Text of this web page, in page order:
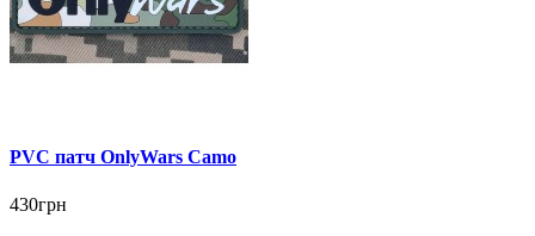
PVC патч OnlyWars Camo
430грн